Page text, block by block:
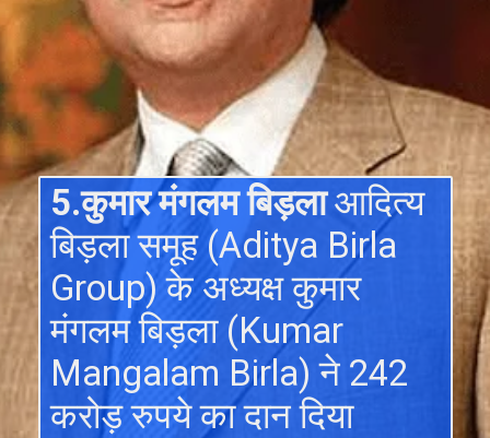
5.कुमार मंगलम बिड़लाआदित्य
बिड़ला समूह (Aditya Birla
Group) के अध्यक्ष कुमार
मंगलम बिड़ला (Kumar
Mangalam Birla) ने 242
करोड़ रुपये का दान दिया